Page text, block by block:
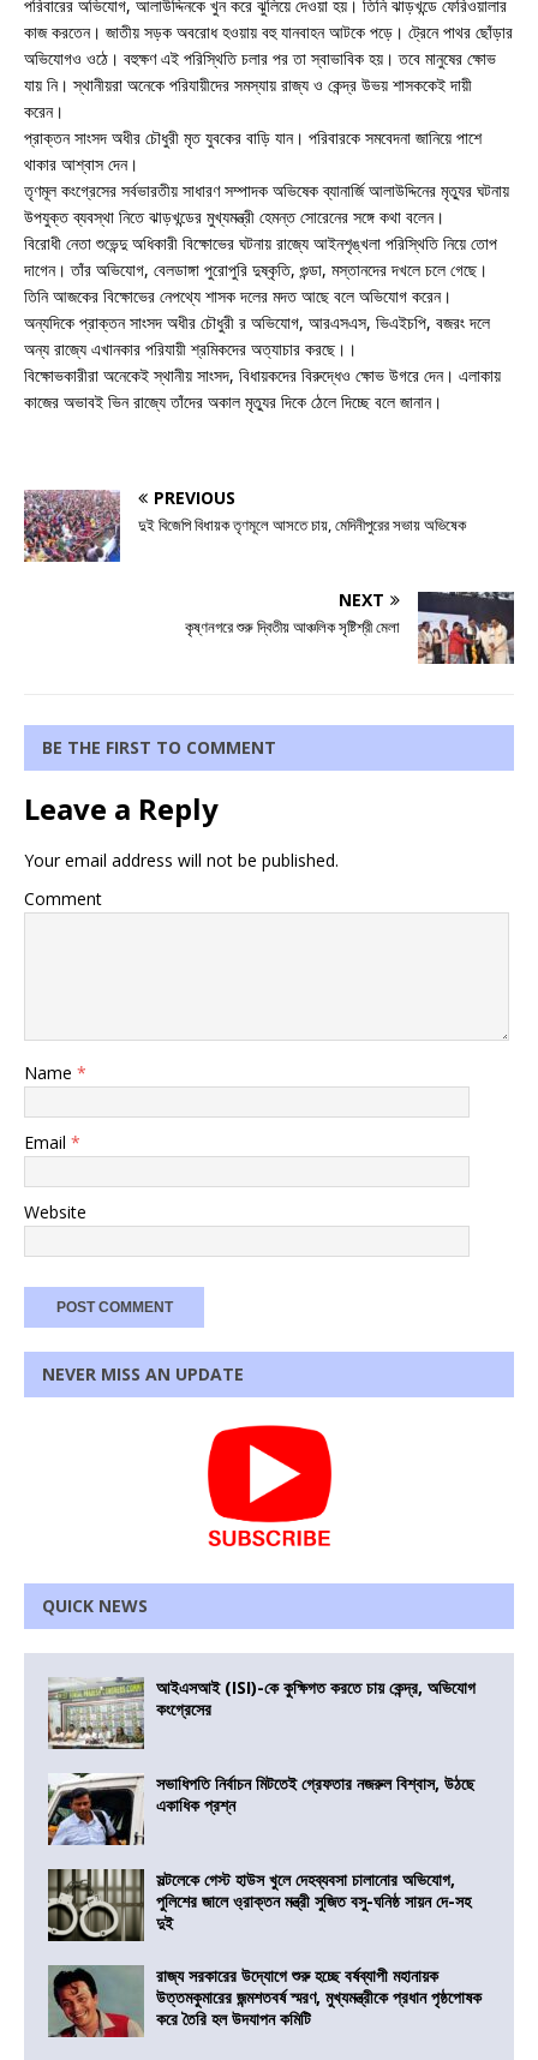
পরিবারের অভিযোগ, আলাউদ্দিনকে খুন করে ঝুলিয়ে দেওয়া হয়। তিনি ঝাড়খন্ডে ফেরিওয়ালার
কাজ করতেন। জাতীয় সড়ক অবরোধ হওয়ায় বহু যানবাহন আটকে পড়ে। ট্রেনে পাথর ছোঁড়ার
অভিযোগও ওঠে। বহুক্ষণ এই পরিস্থিতি চলার পর তা স্বাভাবিক হয়। তবে মানুষের ক্ষোভ
যায় নি। স্থানীয়রা অনেকে পরিযায়ীদের সমস্যায় রাজ্য ও কেন্দ্র উভয় শাসককেই দায়ী
করেন।
প্রাক্তন সাংসদ অধীর চৌধুরী মৃত যুবকের বাড়ি যান। পরিবারকে সমবেদনা জানিয়ে পাশে
থাকার আশ্বাস দেন।
তৃণমূল কংগ্রেসের সর্বভারতীয় সাধারণ সম্পাদক অভিষেক ব্যানার্জি আলাউদ্দিনের মৃত্যুর ঘটনায়
উপযুক্ত ব্যবস্থা নিতে ঝাড়খন্ডের মুখ্যমন্ত্রী হেমন্ত সোরেনের সঙ্গে কথা বলেন।
বিরোধী নেতা শুভেন্দু অধিকারী বিক্ষোভের ঘটনায় রাজ্যে আইনশৃঙ্খলা পরিস্থিতি নিয়ে তোপ
দাগেন। তাঁর অভিযোগ, বেলডাঙ্গা পুরোপুরি দুষ্কৃতি, গুন্ডা, মস্তানদের দখলে চলে গেছে।
তিনি আজকের বিক্ষোভের নেপথ্যে শাসক দলের মদত আছে বলে অভিযোগ করেন।
অন্যদিকে প্রাক্তন সাংসদ অধীর চৌধুরী র অভিযোগ, আরএসএস, ভিএইচপি, বজরং দলে
অন্য রাজ্যে এখানকার পরিযায়ী শ্রমিকদের অত্যাচার করছে।।
বিক্ষোভকারীরা অনেকেই স্থানীয় সাংসদ, বিধায়কদের বিরুদ্ধেও ক্ষোভ উগরে দেন। এলাকায়
কাজের অভাবই ভিন রাজ্যে তাঁদের অকাল মৃত্যুর দিকে ঠেলে দিচ্ছে বলে জানান।
PREVIOUS
দুই বিজেপি বিধায়ক তৃণমূলে আসতে চায়, মেদিনীপুরের সভায় অভিষেক
NEXT
কৃষ্ণনগরে শুরু দ্বিতীয় আঞ্চলিক সৃষ্টিশ্রী মেলা
BE THE FIRST TO COMMENT
Leave a Reply
Your email address will not be published.
Comment
Name *
Email *
Website
NEVER MISS AN UPDATE
QUICK NEWS
আইএসআই (ISI)-কে কুক্ষিগত করতে চায় কেন্দ্র, অভিযোগ
কংগ্রেসের
সভাধিপতি নির্বাচন মিটতেই গ্রেফতার নজরুল বিশ্বাস, উঠছে
একাধিক প্রশ্ন
সল্টলেকে গেস্ট হাউস খুলে দেহব্যবসা চালানোর অভিযোগ,
পুলিশের জালে ও্রাক্তন মন্ত্রী সুজিত বসু-ঘনিষ্ঠ সায়ন দে-সহ
দুই
রাজ্য সরকারের উদ্যোগে শুরু হচ্ছে বর্ষব্যাপী মহানায়ক
উত্তমকুমারের জন্মশতবর্ষ স্মরণ, মুখ্যমন্ত্রীকে প্রধান পৃষ্ঠপোষক
করে তৈরি হল উদযাপন কমিটি